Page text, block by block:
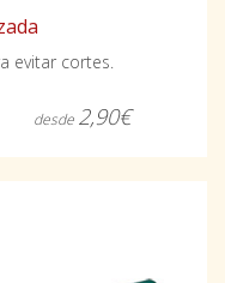
evitar cortes.
desde 2,90€